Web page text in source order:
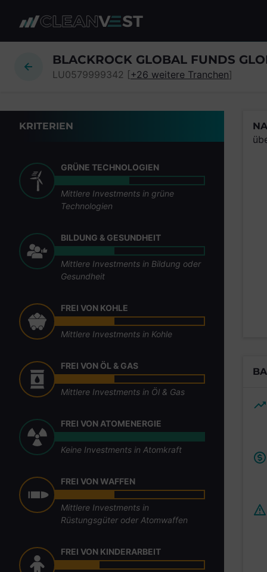
BLACKROCK GLOBAL FUNDS
LU0579999342 [+26 weitere Tranchen]
KRITERIEN
GRÜNE TECHNOLOGIEN
Mittlere Investments in grüne
Technologien
BILDUNG & GESUNDHEIT
Mittlere Investments in Bildung oder
Gesundheit
FREI VON KOHLE
Mittlere Investments in Kohle
FREI VON ÖL & GAS
Mittlere Investments in Öl & Gas
FREI VON ATOMENERGIE
Keine Investments in Atomkraft
FREI VON WAFFEN
Mittlere Investments in
Rüstungsgüter oder Atomwaffen
FREI VON KINDERARBEIT